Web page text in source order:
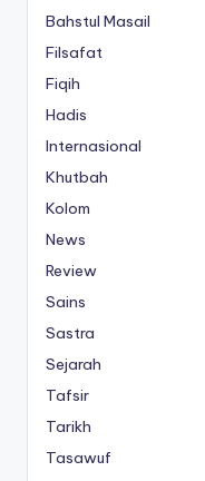
Bahstul Masail
Filsafat
Fiqih
Hadis
Internasional
Khutbah
Kolom
News
Review
Sains
Sastra
Sejarah
Tafsir
Tarikh
Tasawuf